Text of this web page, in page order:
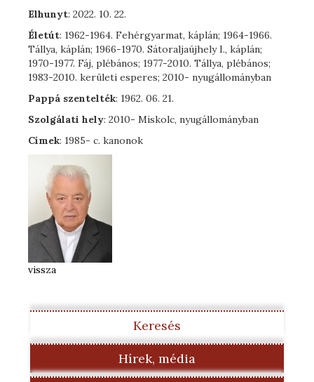
Elhunyt: 2022. 10. 22.
Életút: 1962-1964. Fehérgyarmat, káplán; 1964-1966.
Tállya, káplán; 1966-1970. Sátoraljaújhely I., káplán;
1970-1977. Fáj, plébános; 1977-2010. Tállya, plébános;
1983-2010. kerületi esperes; 2010- nyugállományban
Pappá szentelték: 1962. 06. 21.
Szolgálati hely: 2010- Miskolc, nyugállományban
Címek: 1985- c. kanonok
vissza
Keresés
Hírek, média